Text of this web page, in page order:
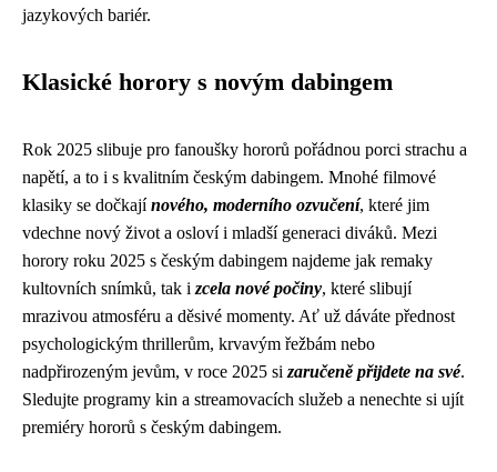
jazykových bariér.
Klasické horory s novým dabingem
Rok 2025 slibuje pro fanoušky hororů pořádnou porci strachu a
napětí, a to i s kvalitním českým dabingem. Mnohé filmové
klasiky se dočkajínového, moderního ozvučení, které jim
vdechne nový život a osloví i mladší generaci diváků. Mezi
horory roku 2025 s českým dabingem najdeme jak remaky
kultovních snímků, tak i zcela nové počiny, které slibují
mrazivou atmosféru a děsivé momenty. Ať už dáváte přednost
psychologickým thrillerům, krvavým řežbám nebo
nadpřirozeným jevům, v roce 2025 si zaručeně přijdete na své.
Sledujte programy kin a streamovacích služeb a nenechte si ujít
premiéry hororů s českým dabingem.